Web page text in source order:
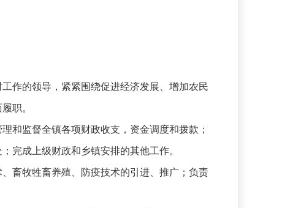
作的领导，紧紧围绕促进经济发展、增加农民
职。
和监督全镇各项财政收支，资金调度和拨款；
完成上级财政和乡镇安排的其他工作。
畜牧牲畜养殖、防疫技术的引进、推广；负责